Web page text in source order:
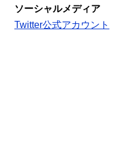
ソーシャルメディア
Twitter公式アカウント